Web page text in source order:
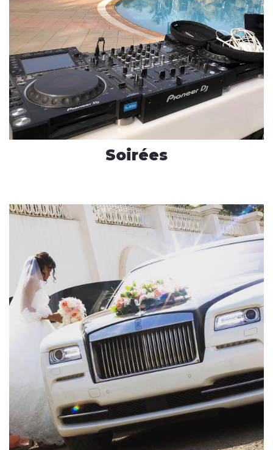
Soirées